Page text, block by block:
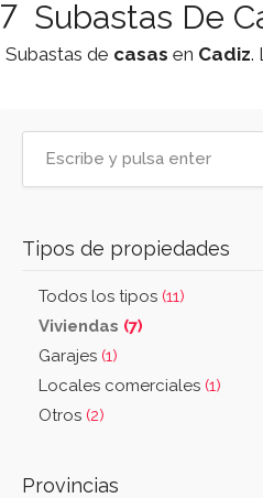
7 Subastas De
Subastas de casas en Cadiz.
Tipos de propiedades
Todos los tipos (11)
Viviendas (7)
Garajes (1)
Locales comerciales (1)
Otros (2)
Provincias